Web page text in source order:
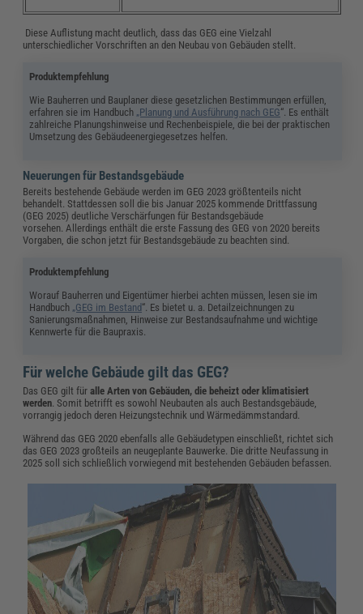
Diese Auflistung macht deutlich, dass das GEG eine Vielzahl
unterschiedlicher Vorschriften an den Neubau von Gebäuden stellt.
Produktempfehlung
Wie Bauherren und Bauplaner diese gesetzlichen Bestimmungen erfüllen,
erfahren sie im Handbuch „Planung und Ausführung nach GEG“. Es enthält
zahlreiche Planungshinweise und Rechenbeispiele, die bei der praktischen
Umsetzung des Gebäudeenergiegesetzes helfen.
Neuerungen für Bestandsgebäude
Bereits bestehende Gebäude werden im GEG 2023 größtenteils nicht
behandelt. Stattdessen soll die bis Januar 2025 kommende Drittfassung
(GEG 2025) deutliche Verschärfungen für Bestandsgebäude
vorsehen. Allerdings enthält die erste Fassung des GEG von 2020 bereits
Vorgaben, die schon jetzt für Bestandsgebäude zu beachten sind.
Produktempfehlung
Worauf Bauherren und Eigentümer hierbei achten müssen, lesen sie im
Handbuch „GEG im Bestand“. Es bietet u. a. Detailzeichnungen zu
Sanierungsmaßnahmen, Hinweise zur Bestandsaufnahme und wichtige
Kennwerte für die Baupraxis.
Für welche Gebäude gilt das GEG?
Das GEG gilt füralle Arten vonGebäuden, die beheizt oder klimatisiert
werden. Somit betrifft es sowohl Neubauten als auch Bestandsgebäude,
vorrangig jedoch deren Heizungstechnik und Wärmedämmstandard.
Während das GEG 2020 ebenfalls alle Gebäudetypen einschließt, richtet sich
das GEG 2023 großteils an neugeplante Bauwerke. Die dritte Neufassung in
2025 soll sich schließlich vorwiegend mit bestehenden Gebäuden befassen.